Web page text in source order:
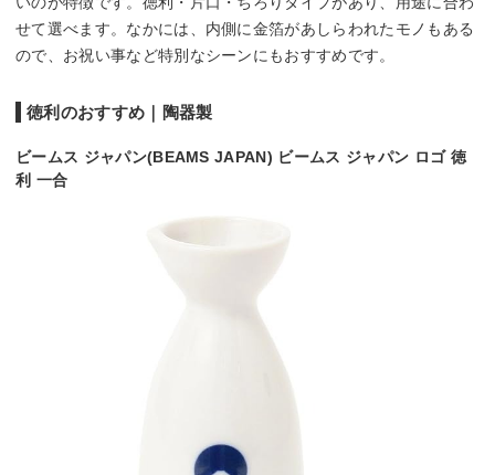
せて選べます。なかには、内側に金箔があしらわれたモノもある
ので、お祝い事など特別なシーンにもおすすめです。
徳利のおすすめ｜陶器製
ビームス ジャパン(BEAMS JAPAN) ビームス ジャパン ロゴ 徳
利 一合